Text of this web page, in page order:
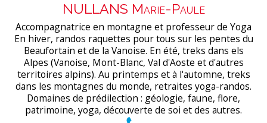
NULLANS Marie-Paule
Accompagnatrice en montagne et professeur de Yoga
En hiver, randos raquettes pour tous sur les pentes du
Beaufortain et de la Vanoise. En été, treks dans els
Alpes (Vanoise, Mont-Blanc, Val d'Aoste et d'autres
territoires alpins). Au printemps et à l'automne, treks
dans les montagnes du monde, retraites yoga-randos.
Domaines de prédilection : géologie, faune, flore,
patrimoine, yoga, découverte de soi et des autres.